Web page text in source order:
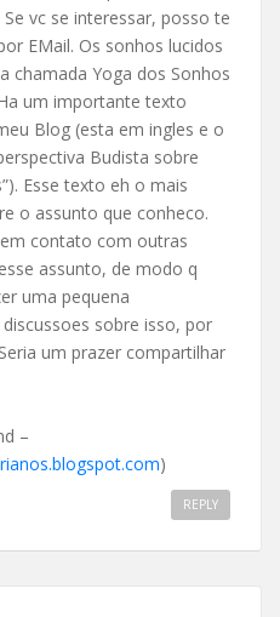
Se vc se interessar, posso te
EMail. Os sonhos lucidos
chamada Yoga dos Sonhos
um importante texto
Blog (esta em ingles e o
Budista sobre
Esse texto eh o mais
o assunto que conheco.
contato com outras
assunto, de modo q
uma pequena
sobre isso, por
um prazer compartilhar
–
)
REPLY